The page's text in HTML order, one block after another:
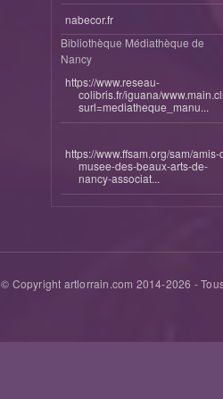
nabecor.fr
Bibliothèque Médiathèque de
Nancy
https://www.reseau-
colibris.fr/iguana/
surl=mediatheque_manu...
https://www.ffsam.org/sam/amis-
musee-des-beaux-arts-de-
nancy-associat...
© Copyright artlorrain.com 2014-2026 -